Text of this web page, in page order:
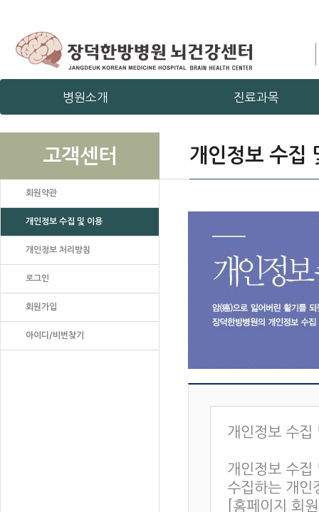
병원소개 진료과목
고객센터
회원약관
개인정보 수집 및 이용
개인정보 처리방침
로그인
회원가입
아이디/비번찾기
개인정보 수집